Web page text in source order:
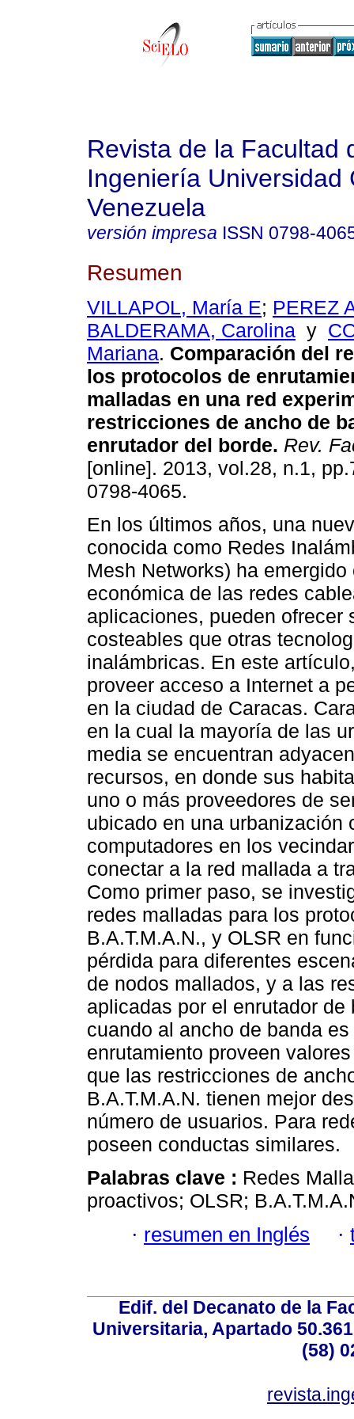
Revista de la Facultad
Ingeniería Universidad
Venezuela
versión impresa ISSN 0798-
Resumen
VILLAPOL, María E; PEREZ
BALDERAMA, Carolina y
Mariana. Comparación del
los protocolos de
malladas en una red
restricciones de ancho de
enrutador del borde. Rev.
[online]. 2013, vol.28, n.1,
0798-4065.
En los últimos años, una
conocida como Redes
Mesh Networks) ha
económica de las redes
aplicaciones, pueden
costeables que otras
inalámbricas. En este
proveer acceso a Internet a
en la ciudad de Caracas.
en la cual la mayoría de las
media se encuentran
recursos, en donde sus
uno o más proveedores de
ubicado en una urbanización
computadores en los
conectar a la red mallada a
Como primer paso, se
redes malladas para los
B.A.T.M.A.N., y OLSR en
pérdida para diferentes
de nodos mallados, y a las
aplicadas por el enrutador
cuando al ancho de banda
enrutamiento proveen
que las restricciones de
B.A.T.M.A.N. tienen mejor
número de usuarios. Para
poseen conductas similares.
Palabras clave : Redes
proactivos; OLSR;
· resumen en Inglés ·
Edif. del Decanato de la
Universitaria, Apartado
(58)